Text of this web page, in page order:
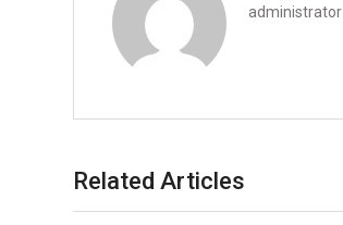
administrator
Related Articles